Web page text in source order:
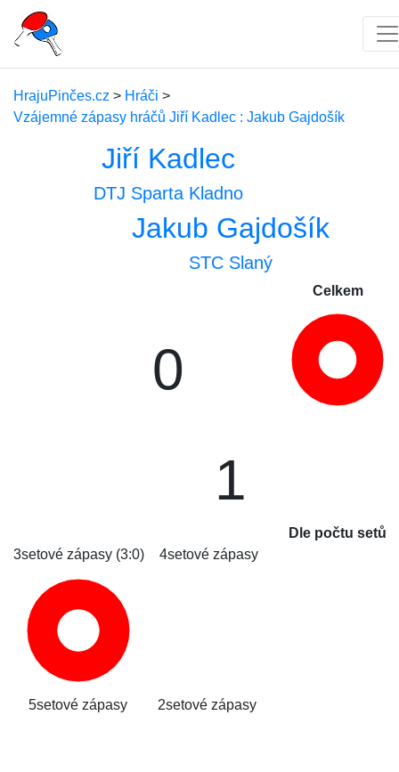
HrajuPinčes.cz > Hráči >
Vzájemné zápasy hráčů Jiří Kadlec : Jakub Gajdošík
Jiří Kadlec
DTJ Sparta Kladno
Jakub Gajdošík
STC Slaný
Celkem
0
1
Dle počtu setů
3setové zápasy (3:0)
4setové zápasy
5setové zápasy 2setové zápasy